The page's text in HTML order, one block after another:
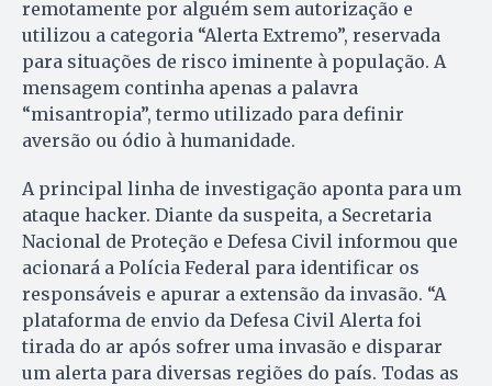
remotamente por alguém sem autorização e
utilizou a categoria “Alerta Extremo”, reservada
para situações de risco iminente à população. A
mensagem continha apenas a palavra
“misantropia”, termo utilizado para definir
aversão ou ódio à humanidade.
A principal linha de investigação aponta para um
ataque hacker. Diante da suspeita, a Secretaria
Nacional de Proteção e Defesa Civil informou que
acionará a Polícia Federal para identificar os
responsáveis e apurar a extensão da invasão. “A
plataforma de envio da Defesa Civil Alerta foi
tirada do ar após sofrer uma invasão e disparar
um alerta para diversas regiões do país. Todas as